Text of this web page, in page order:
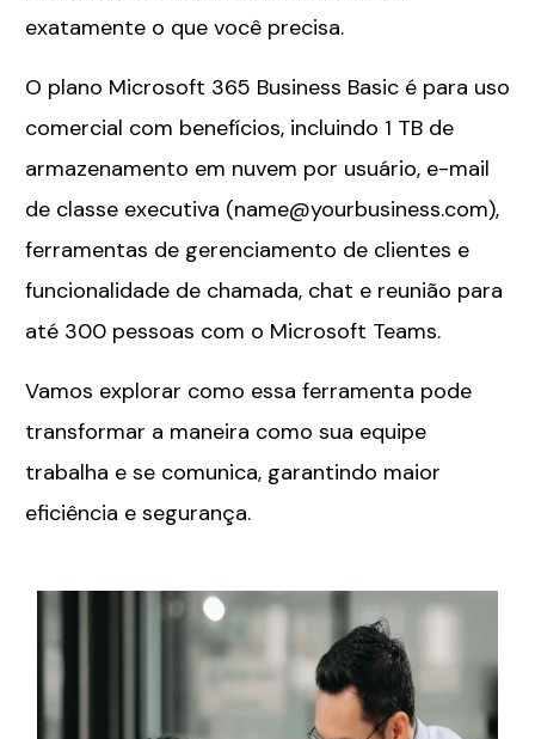
exatamente o que você precisa.
O plano Microsoft 365 Business Basic é para uso
comercial com benefícios, incluindo 1 TB de
armazenamento em nuvem por usuário, e-mail
de classe executiva (name@yourbusiness.com),
ferramentas de gerenciamento de clientes e
funcionalidade de chamada, chat e reunião para
até 300 pessoas com o Microsoft Teams.
Vamos explorar como essa ferramenta pode
transformar a maneira como sua equipe
trabalha e se comunica, garantindo maior
eficiência e segurança.